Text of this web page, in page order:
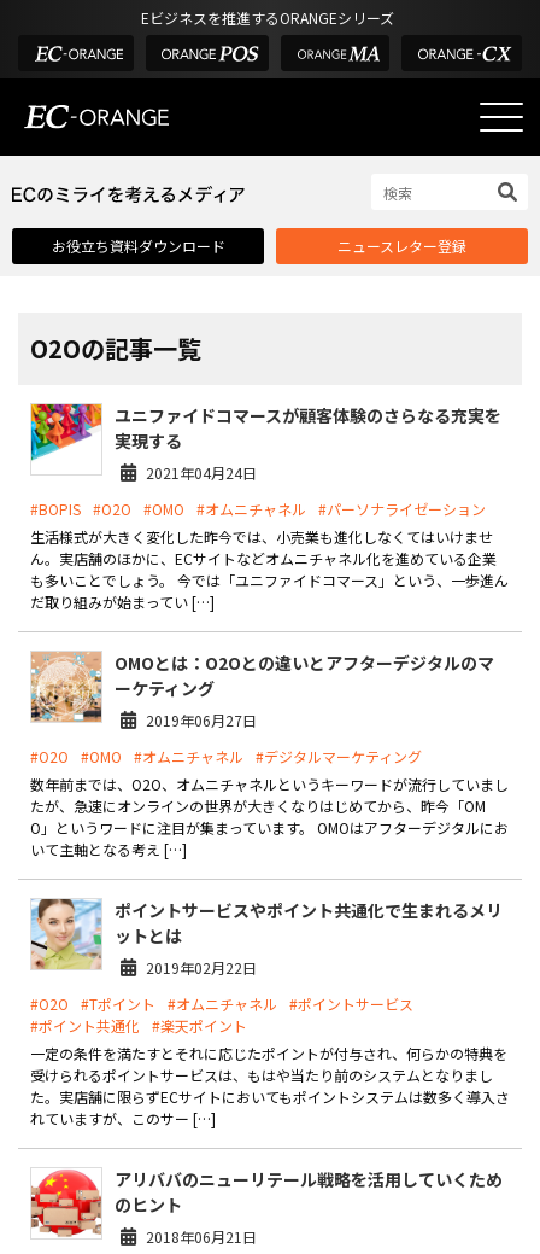
Eビジネスを推進するORANGEシリーズ
選ばれる理由
課題解決例
外部サービス連携
インフラ環境・サポート
費用
製品
特長
ショッピングモール型 EC
マルチテナント、マルチブランドなど
通販受注対応
EC運用支援
継続的に結果を出し続けるECサイトへ
スクラッチ開発
ライセンス契約
内製化支援
補助金活用支援
導入事例
お役立ち記事
03-6432-0346
お役立ち資料ダウンロード ニュースレター登録
O2Oの記事一覧
ユニファイドコマースが顧客体験のさらなる充実を
実現する
2021年04月24日
#BOPIS #O2O #OMO #オムニチャネル
#パーソナライゼーション
生活様式が大きく変化した昨今では、小売業も進化しなくてはいけませ
ん。実店舗のほかに、ECサイトなどオムニチャネル化を進めている企業
も多いことでしょう。 今では「ユニファイドコマース」という、一歩進ん
だ取り組みが始まってい […]
OMOとは：O2Oとの違いとアフターデジタルのマ
ーケティング
2019年06月27日
#O2O
#OMO #オムニチャネル
#デジタルマーケティング
数年前までは、O2O、オムニチャネルというキーワードが流行していまし
たが、急速にオンラインの世界が大きくなりはじめてから、昨今「OM
O」というワードに注目が集まっています。 OMOはアフターデジタルにお
いて主軸となる考え […]
ポイントサービスやポイント共通化で生まれるメリ
ットとは
2019年02月22日
#O2O
#Tポイント #オムニチャネル
#ポイントサービス
#ポイント共通化
#楽天ポイント
一定の条件を満たすとそれに応じたポイントが付与され、何らかの特典を
受けられるポイントサービスは、もはや当たり前のシステムとなりまし
た。実店舗に限らずECサイトにおいてもポイントシステムは数多く導入さ
れていますが、このサー […]
アリババのニューリテール戦略を活用していくため
のヒント
2018年06月21日